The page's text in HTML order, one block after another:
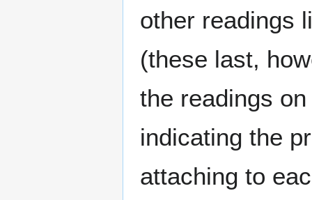
other readings
(these last,
the readings
indicating the
attaching to